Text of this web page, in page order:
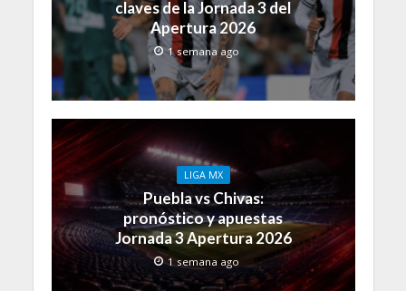
claves de la Jornada 3 del
Apertura 2026
1 semana ago
LIGA MX
Puebla vs Chivas:
pronóstico y apuestas
Jornada 3 Apertura 2026
1 semana ago